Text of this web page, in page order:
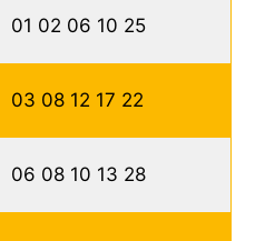
01 02 06 10 25
03 08 12 17 22
06 08 10 13 28